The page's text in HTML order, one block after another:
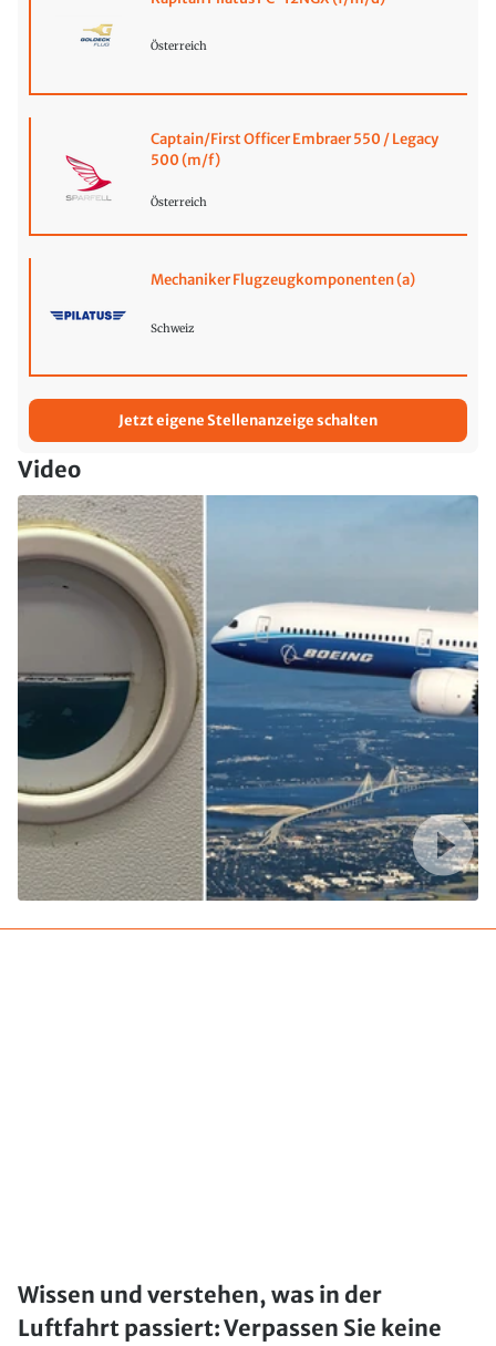
Österreich
Captain/First Officer Embraer 550 / Legacy
500 (m/f)
Österreich
Mechaniker Flugzeugkomponenten (a)
Schweiz
Jetzt eigene Stellenanzeige schalten
Video
Wissen und verstehen, was in der
Luftfahrt passiert: Verpassen Sie keine